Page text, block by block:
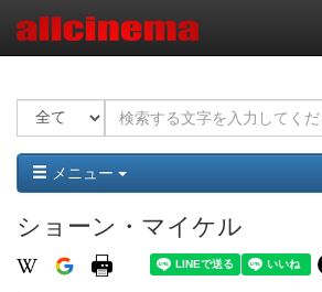
メニュー
ショーン・マイケル